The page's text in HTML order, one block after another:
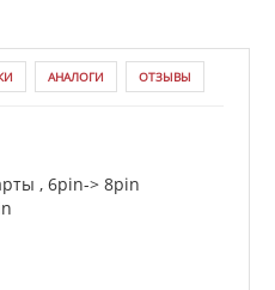
АНАЛОГИ ОТЗЫВЫ
, 6pin-> 8pin